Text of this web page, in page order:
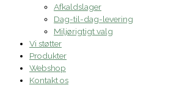
Afkaldslager
Dag-til-dag-levering
Miljørigtigt valg
Vi støtter
Produkter
Webshop
Kontakt os